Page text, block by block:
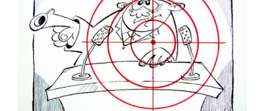
Mahmut Akgün
Mahmut Tarhan
Mehmet Aslan
Mehmet Saim Bilge
Mehmet Selçuk
Mehmet Şenocak
Mehmet Tevlim